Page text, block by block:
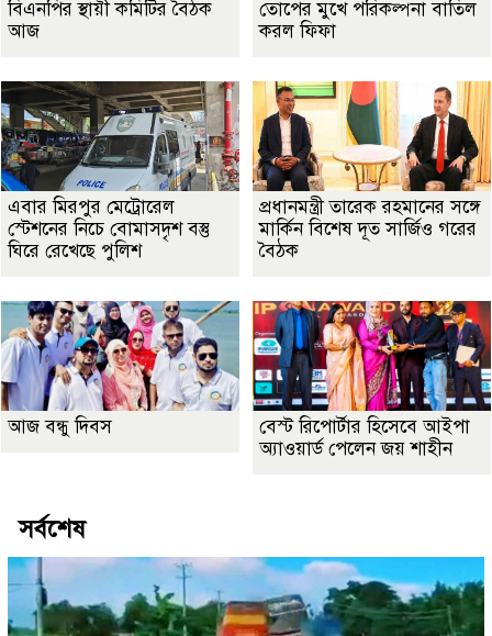
বিএনপির স্থায়ী কমিটির বৈঠক
আজ
তোপের মুখে পরিকল্পনা বাতিল
করল ফিফা
এবার মিরপুর মেট্রোরেল
স্টেশনের নিচে বোমাসদৃশ বস্তু
ঘিরে রেখেছে পুলিশ
প্রধানমন্ত্রী তারেক রহমানের সঙ্গে
মার্কিন বিশেষ দূত সার্জিও গরের
বৈঠক
আজ বন্ধু দিবস
বেস্ট রিপোর্টার হিসেবে আইপা
অ্যাওয়ার্ড পেলেন জয় শাহীন
সর্বশেষ